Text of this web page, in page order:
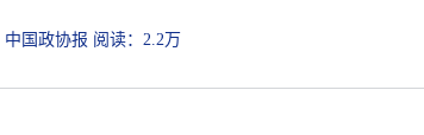
中国政协报 阅读：2.2万